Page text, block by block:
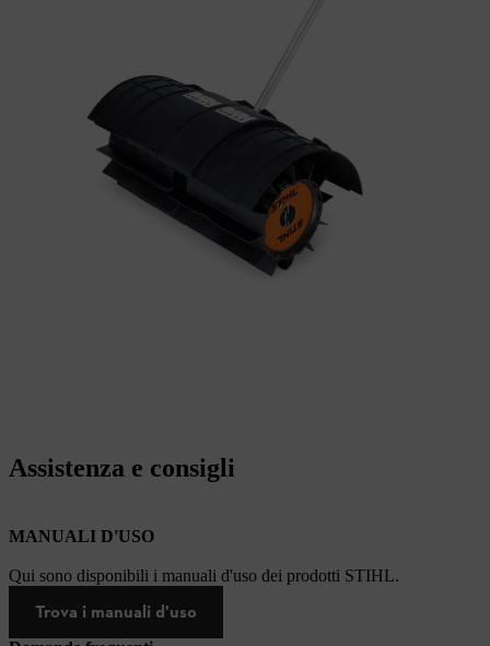
Assistenza e consigli
MANUALI D'USO
Qui sono disponibili i manuali d'uso dei prodotti STIHL.
Trova i manuali d'uso